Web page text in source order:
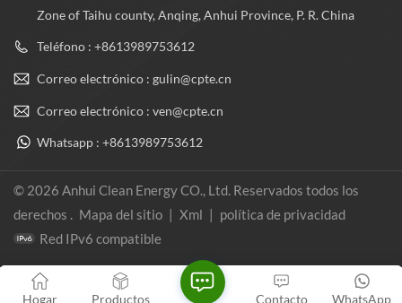
Zone of Taihu county, Anqing, Anhui Province, P. R. China
Teléfono : +8613989753612
Correo electrónico : gulin@cpte.cn
Correo electrónico : ven@cpte.cn
Whatsapp : +8613989753612
© 2026 Anhui Clean Energy CO., Ltd. Reservados todos los
derechos . Mapa del sitio | Xml | política de privacidad
Red IPv6 compatible
Hogar Productos WhatsApp
Contacto